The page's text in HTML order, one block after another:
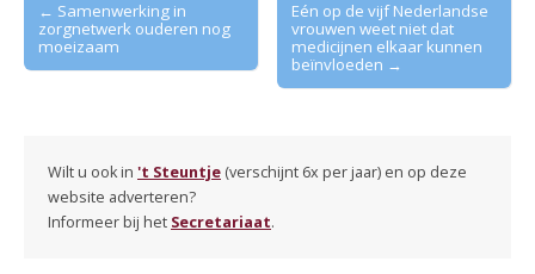
navigation
← Samenwerking in
zorgnetwerk ouderen nog
moeizaam
Eén op de vijf Nederlandse
vrouwen weet niet dat
medicijnen elkaar kunnen
beïnvloeden →
Wilt u ook in 't Steuntje (verschijnt 6x per jaar) en op deze
website adverteren?
Informeer bij het Secretariaat.